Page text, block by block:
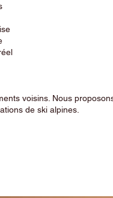
voisins. Nous
de ski alpines.